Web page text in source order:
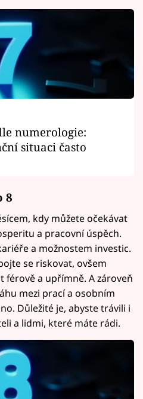
numerologie:
situaci často
8
kdy můžete očekávat
a pracovní úspěch.
a možnostem investic.
se riskovat, ovšem
férově a upřímně. A zároveň
mezi prací a osobním
Důležité je, abyste trávili i
a lidmi, které máte rádi.